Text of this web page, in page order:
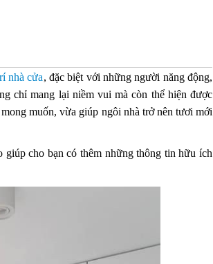
nhà cửa, đặc biệt với những người năng động,
chỉ mang lại niềm vui mà còn thể hiện được
muốn, vừa giúp ngôi nhà trở nên tươi mới
cho bạn có thêm những thông tin hữu ích